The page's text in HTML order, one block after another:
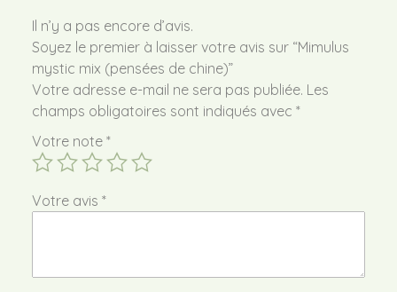
Il n’y a pas encore d’avis.
Soyez le premier à laisser votre avis sur “Mimulus
mystic mix (pensées de chine)”
Votre adresse e-mail ne sera pas publiée. Les
champs obligatoires sont indiqués avec *
Votre note *
Votre avis *